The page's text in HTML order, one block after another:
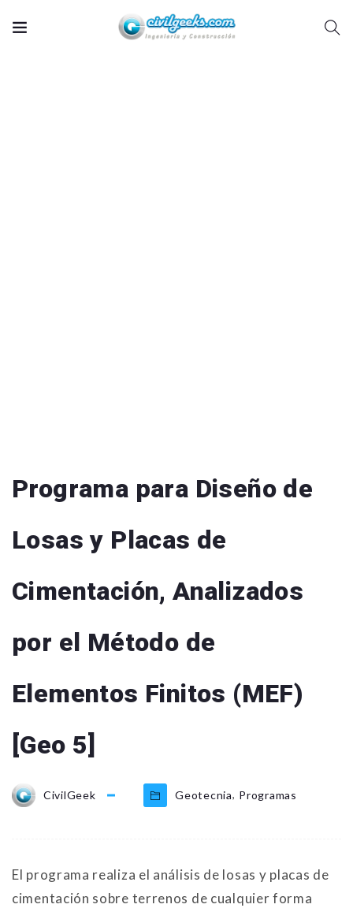
Programa para Diseño de
Losas y Placas de
Cimentación, Analizados
por el Método de
Elementos Finitos (MEF)
[Geo 5]
CivilGeek Geotecnia, Programas
El programa realiza el análisis de losas y placas de
cimentación sobre terrenos de cualquier forma